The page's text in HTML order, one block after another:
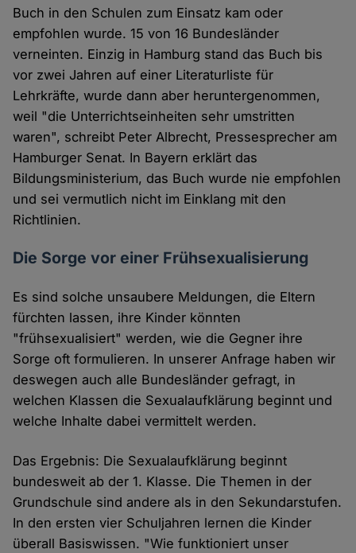
Buch in den Schulen zum Einsatz kam oder
empfohlen wurde. 15 von 16 Bundesländer
verneinten. Einzig in Hamburg stand das Buch bis
vor zwei Jahren auf einer Literaturliste für
Lehrkräfte, wurde dann aber heruntergenommen,
weil "die Unterrichtseinheiten sehr umstritten
waren", schreibt Peter Albrecht, Pressesprecher am
Hamburger Senat. In Bayern erklärt das
Bildungsministerium, das Buch wurde nie empfohlen
und sei vermutlich nicht im Einklang mit den
Richtlinien.
Die Sorge vor einer Frühsexualisierung
Es sind solche unsaubere Meldungen, die Eltern
fürchten lassen, ihre Kinder könnten
"frühsexualisiert" werden, wie die Gegner ihre
Sorge oft formulieren. In unserer Anfrage haben wir
deswegen auch alle Bundesländer gefragt, in
welchen Klassen die Sexualaufklärung beginnt und
welche Inhalte dabei vermittelt werden.
Das Ergebnis: Die Sexualaufklärung beginnt
bundesweit ab der 1. Klasse. Die Themen in der
Grundschule sind andere als in den Sekundarstufen.
In den ersten vier Schuljahren lernen die Kinder
überall Basiswissen. "Wie funktioniert unser